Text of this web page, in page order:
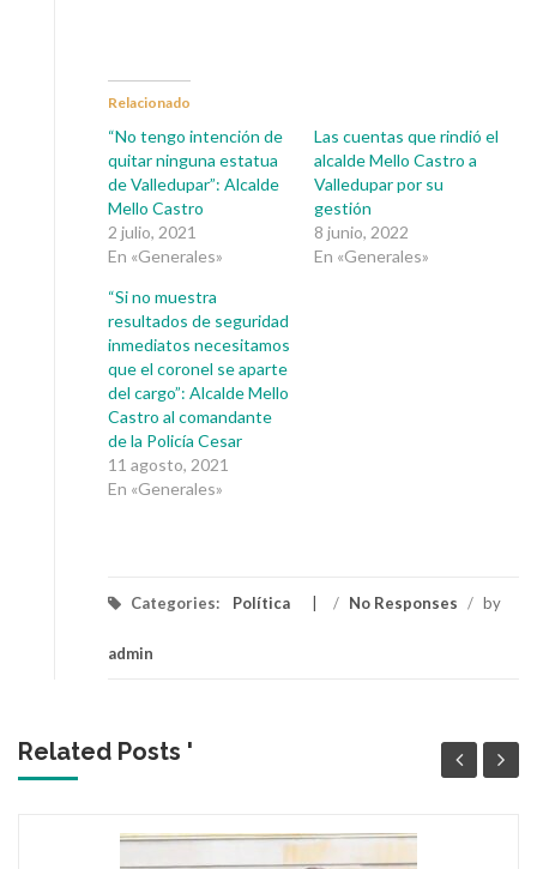
Relacionado
“No tengo intención de
quitar ninguna estatua
de Valledupar”: Alcalde
Mello Castro
2 julio, 2021
En «Generales»
Las cuentas que rindió el
alcalde Mello Castro a
Valledupar por su
gestión
8 junio, 2022
En «Generales»
“Si no muestra
resultados de seguridad
inmediatos necesitamos
que el coronel se aparte
del cargo”: Alcalde Mello
Castro al comandante
de la Policía Cesar
11 agosto, 2021
En «Generales»
Categories: Política / No Responses / by
admin
Related Posts '